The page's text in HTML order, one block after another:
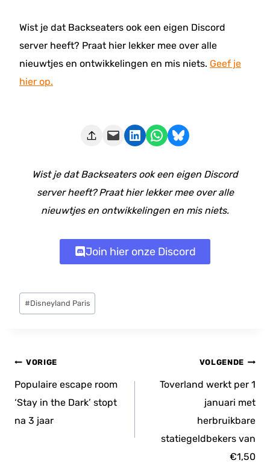
Wist je dat Backseaters ook een eigen Discord
server heeft? Praat hier lekker mee over alle
nieuwtjes en ontwikkelingen en mis niets. Geef je
hier op.
Deze pagina e-mailen Delen op LinkedIn Delen via WhatsApp Share on Bluesky
Wist je dat Backseaters ook een eigen Discord
server heeft? Praat hier lekker mee over alle
nieuwtjes en ontwikkelingen en mis niets.
Join hier onze Discord
Bericht
tags:
#Disneyland Paris
Bericht
navigatie
VORIGE
Populaire escape room
‘Stay in the Dark’ stopt
na 3 jaar
VOLGENDE
Toverland werkt per 1
januari met
herbruikbare
statiegeldbekers van
€1,50